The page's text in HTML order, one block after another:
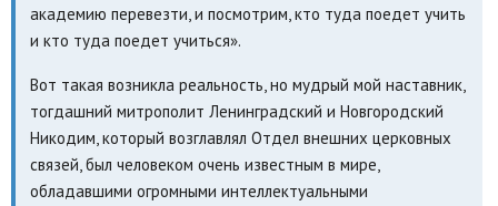
академию перевезти, и посмотрим, кто туда поедет учить
и кто туда поедет учиться».
Вот такая возникла реальность, но мудрый мой наставник,
тогдашний митрополит Ленинградский и Новгородский
Никодим, который возглавлял Отдел внешних церковных
связей, был человеком очень известным в мире,
обладавшими огромными интеллектуальными